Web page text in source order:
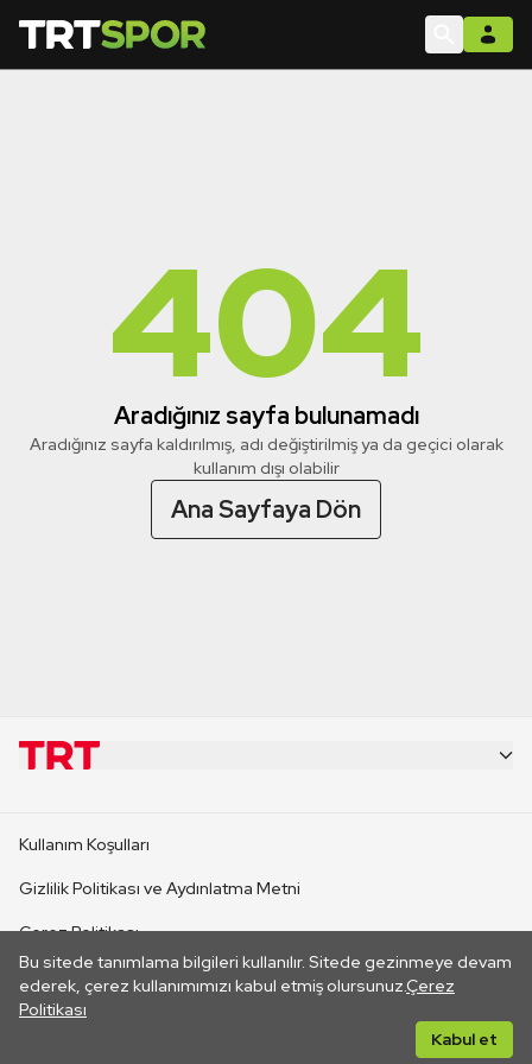
404
Aradığınız sayfa bulunamadı
Aradığınız sayfa kaldırılmış, adı değiştirilmiş ya da geçici olarak
kullanım dışı olabilir
Ana Sayfaya Dön
Bu sitede tanımlama bilgileri kullanılır. Sitede gezinmeye devam
ederek, çerez kullanımımızı kabul etmiş olursunuz.Çerez
Politikası
Kabul et
CANLI YAYINLAR
Kullanım Koşulları
Gizlilik Politikası ve Aydınlatma Metni
Çerez Politikası
İletişim
Her hakkı saklıdır. ©2026 TRT. Bağlantı yoluyla gidilen dış